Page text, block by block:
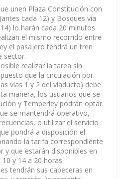
unen Plaza Constitución con
cada 12) y Bosques vía
lo harán cada 20 minutos
el mismo recorrido entre
el pasajero tendrá un tren
sector.
realizar la tarea sin
que la circulación por
vías 1 y 2 del viaducto) debe
manera, los usuarios que se
y Temperley podrán optar
se mantendrá operativo,
o utilizar el servicio
pondrá a disposición el
la tarifa correspondiente
que estarán disponibles en
y 14 a 20 horas.
tendrán sus cabeceras en